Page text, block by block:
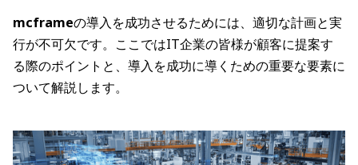
mcframeの導入を成功させるためには、適切な計画と実
行が不可欠です。ここではIT企業の皆様が顧客に提案す
る際のポイントと、導入を成功に導くための重要な要素に
ついて解説します。